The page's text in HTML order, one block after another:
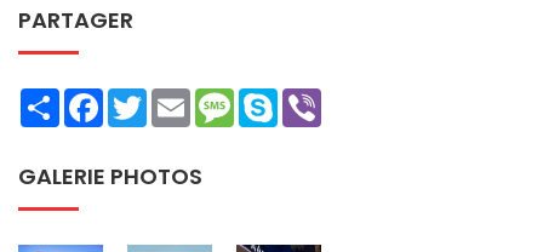
PARTAGER
ShareFacebookTwitterEmailMessage
Skype
GALERIE PHOTOS